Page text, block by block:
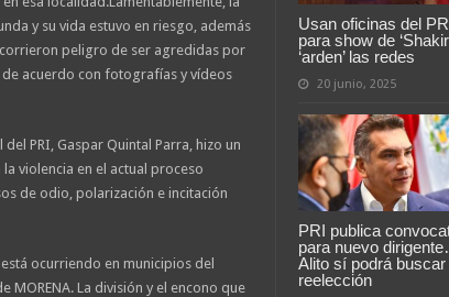
Usan oficinas del
para show de
‘arden’ las redes
20 junio, 2025
PRI publica
para nuevo
Alito sí podrá buscar
reelección
y su vida estuvo en riesgo, además
peligro de ser agredidas por
de acuerdo con fotografías y vídeos
PRI, Gaspar Quintal Parra, hizo un
violencia en el actual proceso
de odio, polarización e incitación
ocurriendo en municipios del
MORENA. La división y el encono que